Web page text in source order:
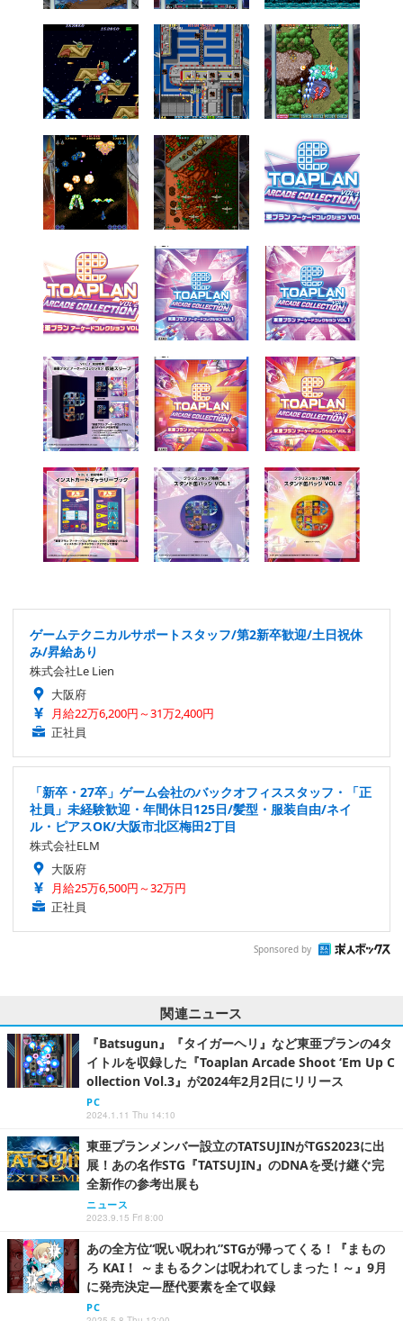
ゲームテクニカルサポートスタッフ/第2新卒歓迎/土日祝休
み/昇給あり
株式会社Le Lien
大阪府
月給22万6,200円～31万2,400円
正社員
「新卒・27卒」ゲーム会社のバックオフィススタッフ・「正
社員」未経験歓迎・年間休日125日/髪型・服装自由/ネイ
ル・ピアスOK/大阪市北区梅田2丁目
株式会社ELM
大阪府
月給25万6,500円～32万円
正社員
Sponsored by
関連ニュース
『Batsugun』『タイガーヘリ』など東亜プランの4タ
イトルを収録した『Toaplan Arcade Shoot ‘Em Up C
ollection Vol.3』が2024年2月2日にリリース
PC
2024.1.11 Thu 14:10
東亜プランメンバー設立のTATSUJINがTGS2023に出
展！あの名作STG『TATSUJIN』のDNAを受け継ぐ完
全新作の参考出展も
ニュース
2023.9.15 Fri 8:00
あの全方位“呪い呪われ”STGが帰ってくる！『まもの
ろ KAI！ ～まもるクンは呪われてしまった！～』9月
に発売決定―歴代要素を全て収録
PC